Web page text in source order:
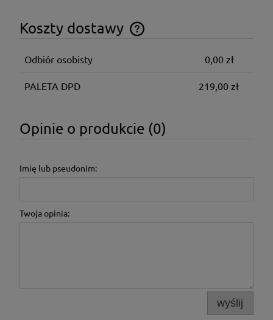
Koszty dostawy
Cena nie zawiera ewentualnych kosztów płatności
Odbiór osobisty 0,00 zł
PALETA DPD 219,00 zł
Opinie o produkcie (0)
Imię lub pseudonim:
Twoja opinia:
wyślij